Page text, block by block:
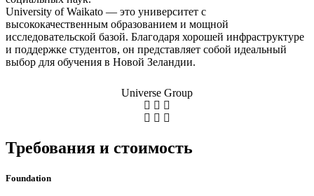
University of Waikato — это университет с
высококачественным образованием и мощной
исследовательской базой. Благодаря хорошей инфраструктуре
и поддержке студентов, он представляет собой идеальный
выбор для обучения в Новой Зеландии.
Universe Group
Требования и стоимость
Foundation